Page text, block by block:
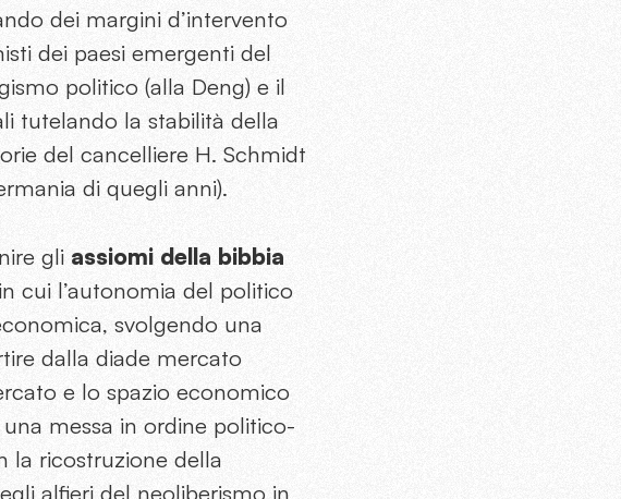
dei margini d’intervento
dei paesi emergenti del
politico (alla Deng) e il
tutelando la stabilità della
del cancelliere H. Schmidt
di quegli anni).
gli assiomi della bibbia
cui l’autonomia del politico
svolgendo una
dalla diade mercato
e lo spazio economico
messa in ordine politico-
la ricostruzione della
alfieri del neoliberismo in